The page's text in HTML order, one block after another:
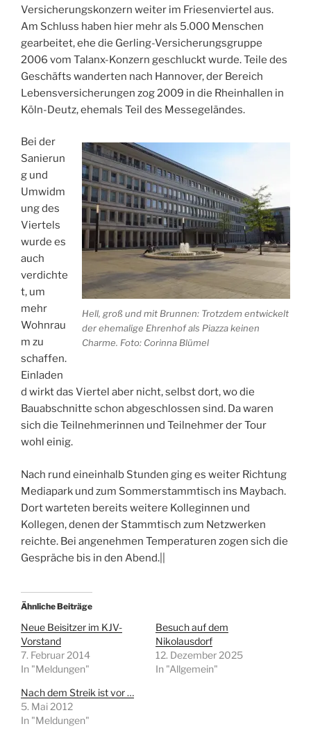
Versicherungskonzern weiter im Friesenviertel aus.
Am Schluss haben hier mehr als 5.000 Menschen
gearbeitet, ehe die Gerling-Versicherungsgruppe
2006 vom Talanx-Konzern geschluckt wurde. Teile des
Geschäfts wanderten nach Hannover, der Bereich
Lebensversicherungen zog 2009 in die Rheinhallen in
Köln-Deutz, ehemals Teil des Messegeländes.
Hell, groß und mit Brunnen: Trotzdem entwickelt
der ehemalige Ehrenhof als Piazza keinen
Charme. Foto: Corinna Blümel
Bei der
Sanierun
g und
Umwidm
ung des
Viertels
wurde es
auch
verdichte
t, um
mehr
Wohnrau
m zu
schaffen.
Einladen
d wirkt das Viertel aber nicht, selbst dort, wo die
Bauabschnitte schon abgeschlossen sind. Da waren
sich die Teilnehmerinnen und Teilnehmer der Tour
wohl einig.
Nach rund eineinhalb Stunden ging es weiter Richtung
Mediapark und zum Sommerstammtisch ins Maybach.
Dort warteten bereits weitere Kolleginnen und
Kollegen, denen der Stammtisch zum Netzwerken
reichte. Bei angenehmen Temperaturen zogen sich die
Gespräche bis in den Abend.||
Ähnliche Beiträge
Neue Beisitzer im KJV-
Vorstand
7. Februar 2014
In "Meldungen"
Besuch auf dem
Nikolausdorf
12. Dezember 2025
In "Allgemein"
Nach dem Streik ist vor …
5. Mai 2012
In "Meldungen"